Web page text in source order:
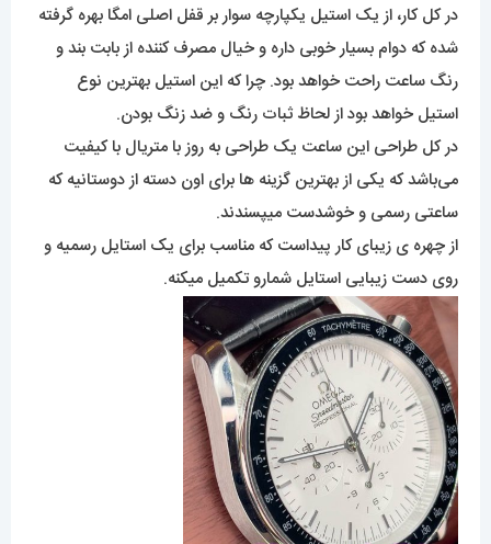
در کل کار، از یک استیل یکپارچه سوار بر قفل اصلی امگا بهره گرفته
شده که دوام بسیار خوبی داره و خیال مصرف کننده از بابت بند و
رنگ ساعت راحت خواهد بود. چرا که این استیل بهترین نوع
استیل خواهد بود از لحاظ ثبات رنگ و ضد زنگ بودن.
در کل طراحی این ساعت یک طراحی به روز با متریال با کیفیت
می‌باشد که یکی از بهترین گزینه ها برای اون دسته از دوستانیه که
ساعتی رسمی و خوشدست میپسندند.
از چهره ی زیبای کار پیداست که مناسب برای یک استایل رسمیه و
روی دست زیبایی استایل شمارو تکمیل میکنه.